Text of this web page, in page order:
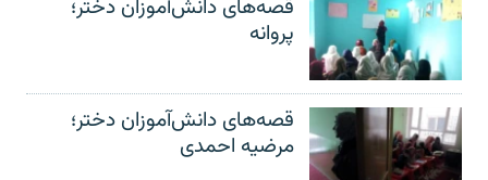
قصه‌های دانش‌آموزان دختر؛
پروانه
قصه‌های دانش‌آموزان دختر؛
مرضیه احمدی